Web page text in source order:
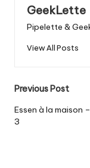
GeekLette
Pipelette &
View All Posts
Post
Previous Post
Essen à la maison
3